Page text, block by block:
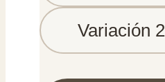
Variación 2